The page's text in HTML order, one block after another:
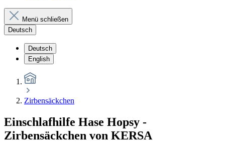
Menü schließen
Deutsch
Deutsch
English
Zirbensäckchen
Einschlafhilfe Hase Hopsy -
Zirbensäckchen von KERSA